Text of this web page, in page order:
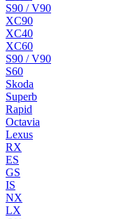
S90 / V90
XC90
XC40
XC60
S90 / V90
S60
Skoda
Superb
Rapid
Octavia
Lexus
RX
ES
GS
IS
NX
LX